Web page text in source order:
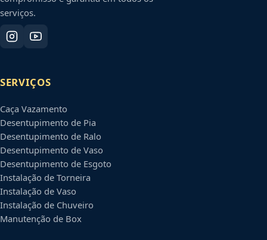
serviços.
SERVIÇOS
Caça Vazamento
Desentupimento de Pia
Desentupimento de Ralo
Desentupimento de Vaso
Desentupimento de Esgoto
Instalação de Torneira
Instalação de Vaso
Instalação de Chuveiro
Manutenção de Box